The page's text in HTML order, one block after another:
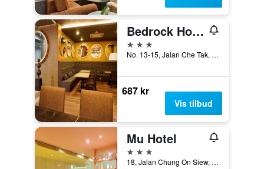
Bedrock Hotel
3 stjerner
No. 13-15, Jalan Che Tak, Ipoh, Malaysia
687 kr
Vis tilbud
Mu Hotel
3 stjerner
18, Jalan Chung On Siew, Ipoh, Malaysia